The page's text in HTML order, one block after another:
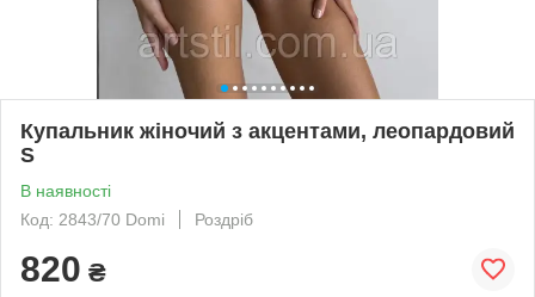
Купальник жіночий з акцентами, леопардовий
S
В наявності
Код: 2843/70 Domi
Роздріб
820 ₴